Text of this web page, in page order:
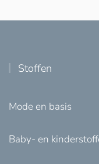
Stoffen
Mode en basis
Baby- en